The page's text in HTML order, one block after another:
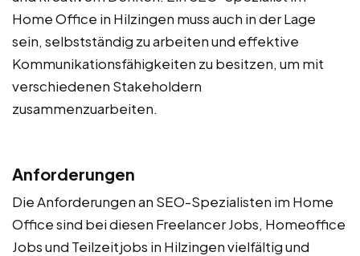
Home Office in Hilzingen muss auch in der Lage
sein, selbstständig zu arbeiten und effektive
Kommunikationsfähigkeiten zu besitzen, um mit
verschiedenen Stakeholdern
zusammenzuarbeiten.
Anforderungen
Die Anforderungen an SEO-Spezialisten im Home
Office sind bei diesen Freelancer Jobs, Homeoffice
Jobs und Teilzeitjobs in Hilzingen vielfältig und